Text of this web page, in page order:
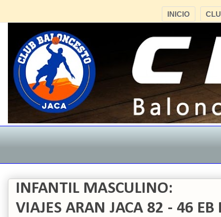
INICIO
INFANTIL MASCULINO:
VIAJES ARAN JACA 82 - 46 EB